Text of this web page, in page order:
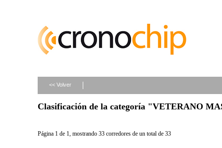
<< Volver
Clasificación de la categoría "VETERANO
Página 1 de 1, mostrando 33 corredores de un total de 33